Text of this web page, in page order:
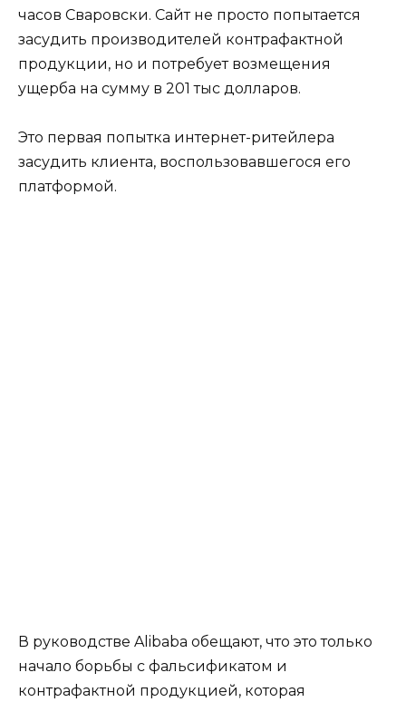
часов Сваровски. Сайт не просто попытается
засудить производителей контрафактной
продукции, но и потребует возмещения
ущерба на сумму в 201 тыс долларов.
Это первая попытка интернет-ритейлера
засудить клиента, воспользовавшегося его
платформой.
В руководстве Alibaba обещают, что это только
начало борьбы с фальсификатом и
контрафактной продукцией, которая